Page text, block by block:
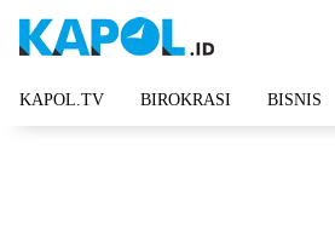
KAPOL.TV BIROKRASI BISNIS